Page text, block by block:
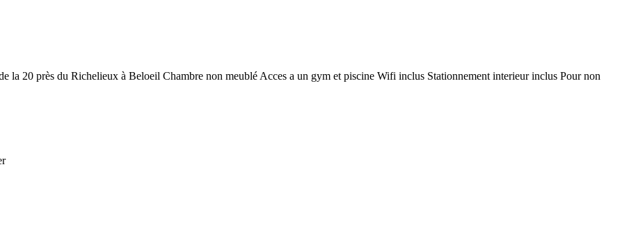
la 20 près du Richelieux à Beloeil Chambre non meublé Acces a un gym et piscine Wifi inclus Stationnement interieur inclus Pour non